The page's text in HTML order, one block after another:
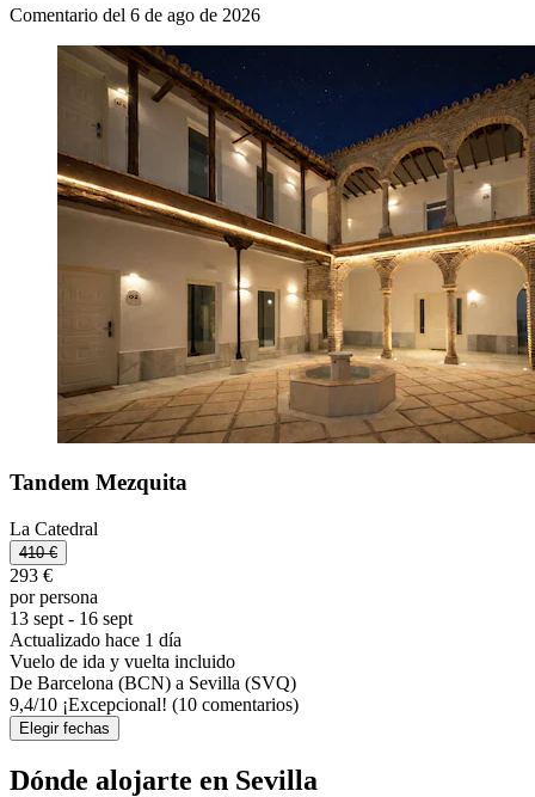
Comentario del 6 de ago de 2026
Tandem Mezquita
La Catedral
410 €
293 €
por persona
13 sept - 16 sept
Actualizado hace 1 día
Vuelo de ida y vuelta incluido
De Barcelona (BCN) a Sevilla (SVQ)
9,4/10 ¡Excepcional! (10 comentarios)
Elegir fechas
Dónde alojarte en Sevilla